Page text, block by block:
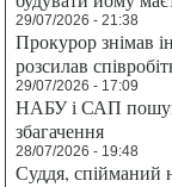
29/07/2026 - 21:38
Прокурор знімав
розсилав
29/07/2026 - 17:09
НАБУ і САП
збагачення
28/07/2026 - 19:48
Суддя, спійманий